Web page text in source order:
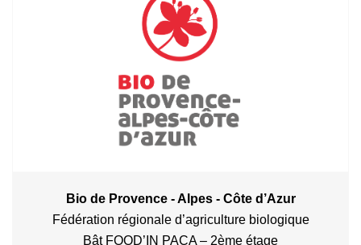
Bio de Provence - Alpes - Côte d’Azur
Fédération régionale d’agriculture biologique
Bât FOOD’IN PACA – 2ème étage